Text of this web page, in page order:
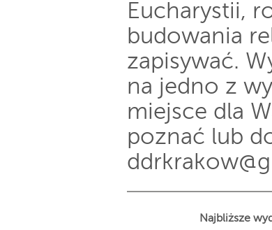
Eucharystii,
budowania
zapisywać.
na jedno z
miejsce dla
poznać lub
Najbliższe